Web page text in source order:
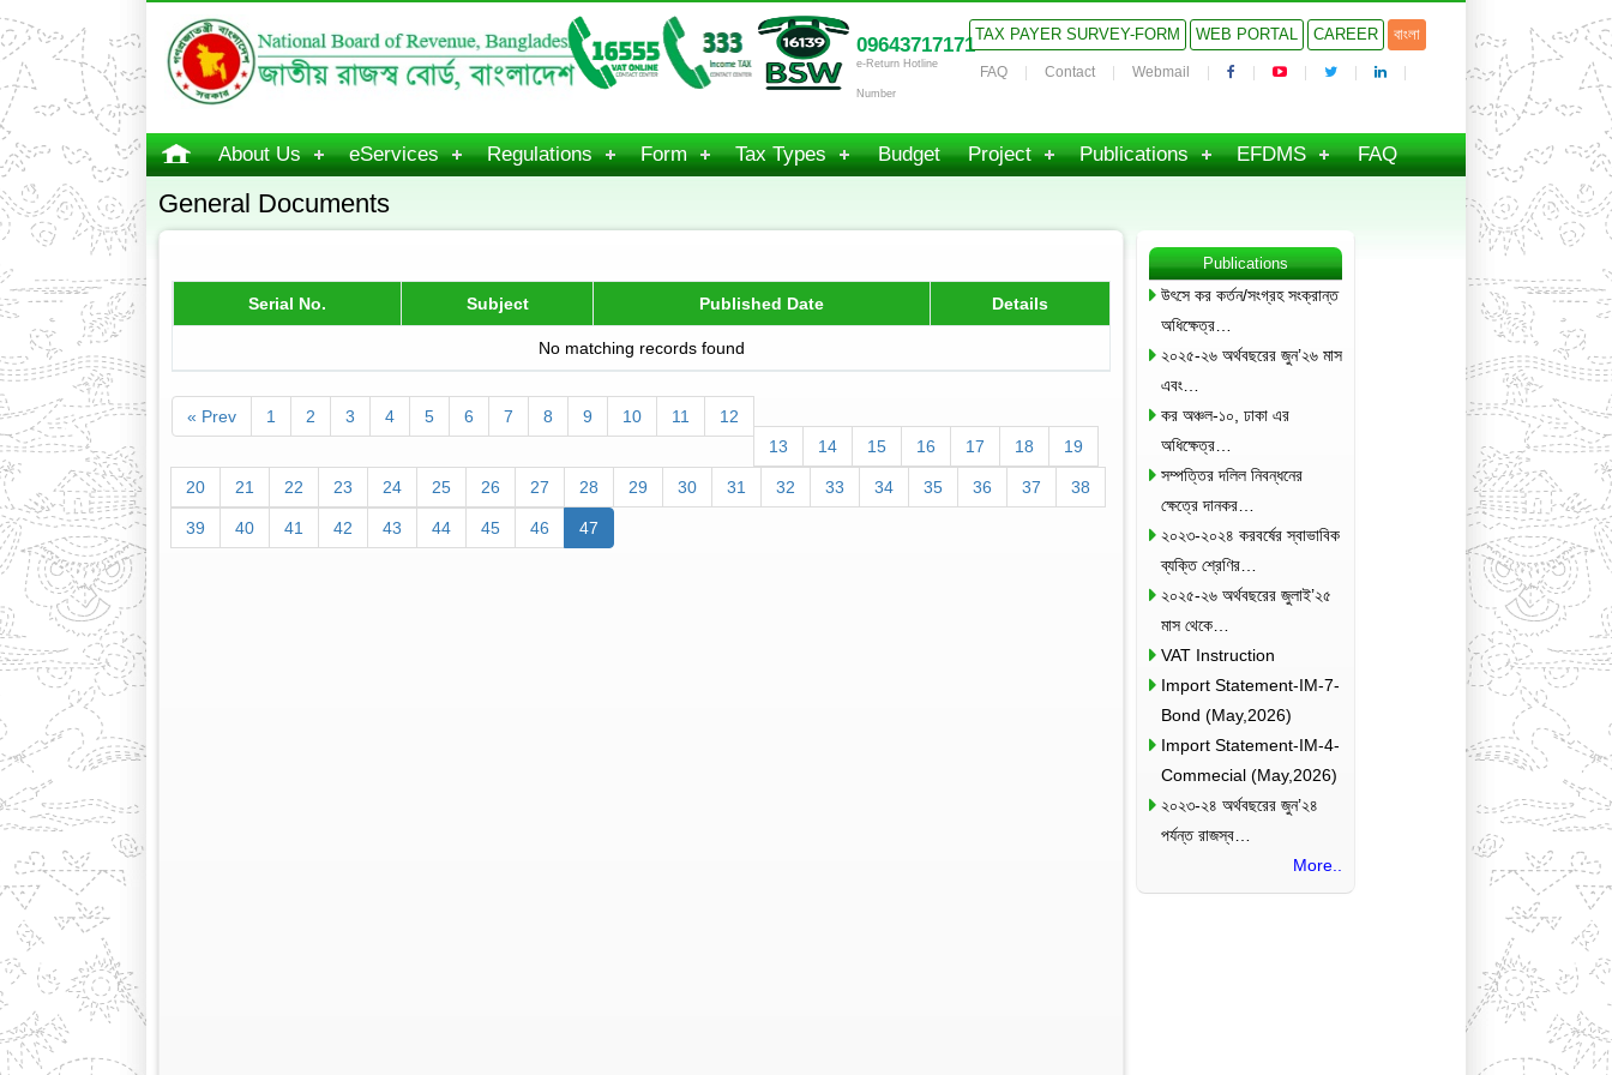
09643717171
e-Return Hotline
Number
TAX PAYER SURVEY-FORM WEB PORTAL CAREER বাংলা
FAQ Contact Webmail
About Us eServices Regulations Form Tax Types Budget Project Publications EFDMS FAQ
General Documents
Serial No. Subject Published Date Details
No matching records found
« Prev 1 2 3 4 5 6 7 8 9 10 11
12
13
14 15 16 17 18 19
20 21 22 23 24 25 26 27 28 29 30 31 32 33 34 35 36 37 38
39 40 41 42 43 44 45 46 47
Publications
উৎসে কর কর্তন/সংগ্রহ সংক্রান্ত
অধিক্ষেত্র…
২০২৫-২৬ অর্থবছরের জুন’২৬ মাস
এবং…
কর অঞ্চল-১০, ঢাকা এর
অধিক্ষেত্র…
সম্পত্তির দলিল নিবন্ধনের
ক্ষেত্রে দানকর…
২০২৩-২০২৪ করবর্ষের স্বাভাবিক
ব্যক্তি শ্রেণির…
২০২৫-২৬ অর্থবছরের জুলাই’২৫
মাস থেকে…
VAT Instruction
Import Statement-IM-7-
Bond (May,2026)
Import Statement-IM-4-
Commecial (May,2026)
২০২৩-২৪ অর্থবছরের জুন’২৪
পর্যন্ত রাজস্ব…
More..